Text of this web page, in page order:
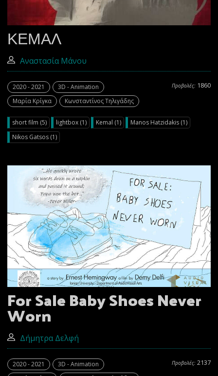
ΚΕΜΑΛ
Αναστασία Μάνου
Προβολές: 1860
2020 - 2021
3D - Animation
Μαρία Κρίγκα
Κωνσταντίνος Τηλιγάδης
short film (5) lightbox (1) Kemal (1)
Manos Hatzidakis (1)
Nikos Gatsos (1)
For Sale Baby Shoes Never
Worn
Δήμητρα Δελφή
Προβολές: 2137
2020 - 2021
3D - Animation